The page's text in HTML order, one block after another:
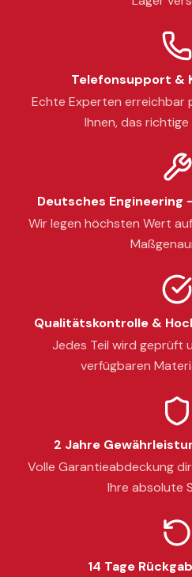
Telefonsupport &
Echte Experten erreichbar
Ihnen, das richtige
Deutsches Engineering
Wir legen höchsten Wert
Qualitätskontrolle &
Jedes Teil wird geprüft
verfügbaren
2 Jahre
Volle Garantieabdeckung
Ihre absolute
14 Tage